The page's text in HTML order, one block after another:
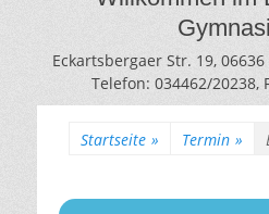
Eckartsbergaer Str. 19,
Telefon: 034462/20238,
Startseite » Termin »